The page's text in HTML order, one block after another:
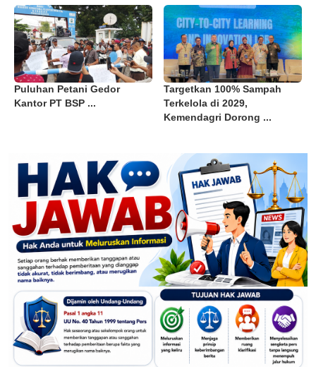
Puluhan Petani Gedor
Kantor PT BSP ...
Targetkan 100% Sampah
Terkelola di 2029,
Kemendagri Dorong ...